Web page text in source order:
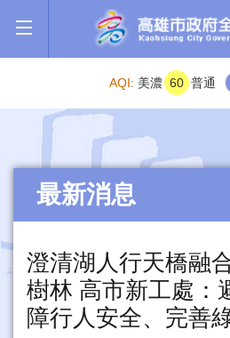
跳到主要內容區塊
AQI: 美濃 60 普通
最新消息
澄清湖人行天橋融
樹林 高市新工處：
障行人安全、完善